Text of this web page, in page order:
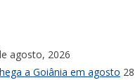
agosto, 2026
a Goiânia em agosto 28